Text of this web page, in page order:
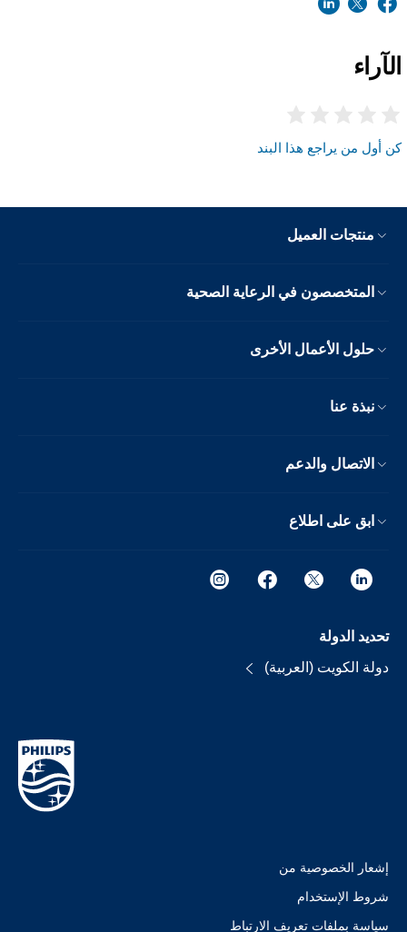
الآراء
كن أول من يراجع هذا البند
منتجات العميل
المتخصصون في الرعاية الصحية
حلول الأعمال الأخرى
نبذة عنا
الاتصال والدعم
ابق على اطلاع
تحديد الدولة
دولة الكويت (العربية)
إشعار الخصوصية من
شروط الإستخدام
سياسة بملفات تعريف الارتباط